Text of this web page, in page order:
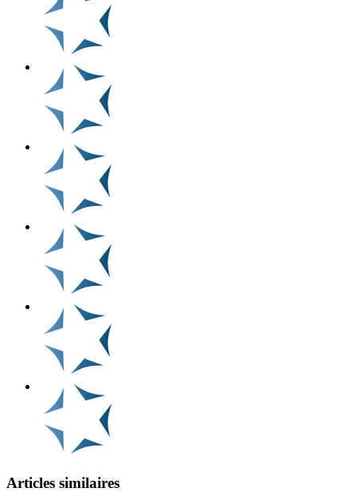
Articles similaires